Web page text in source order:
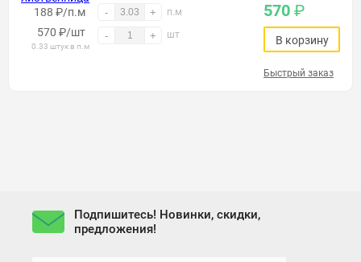
188 ₽/п.м - + п.м
570 ₽/шт
0.33 штук в п.м
- + шт
570 ₽
В корзину
Быстрый заказ
Подпишитесь! Новинки, скидки,
предложения!